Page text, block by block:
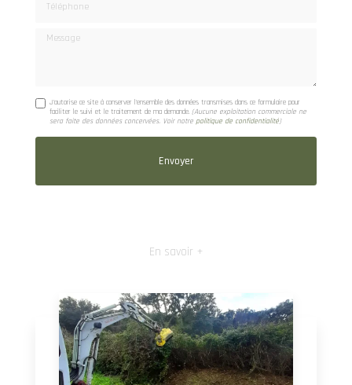
Message
J'autorise ce site à conserver l'ensemble des données transmises dans ce formulaire pour
faciliter le suivi et le traitement de ma demande.(Aucune exploitation commerciale ne
sera faite des données concervées. Voir notrepolitique de confidentialité)
En savoir +